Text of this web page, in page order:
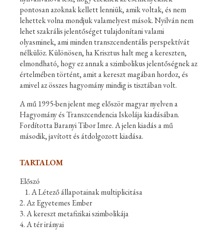
pontosan azoknak kellett lenniük, amik voltak, és nem
lehettek volna mondjuk valamelyest mások. Nyilván nem
lehet szakrális jelentőséget tulajdonítani valami
olyasminek, ami minden transzcendentális perspektívát
nélkülöz. Különösen, ha Krisztus halt meg a kereszten,
elmondható, hogy ez annak a szimbolikus jelentőségnek az
értelmében történt, amit a kereszt magában hordoz, és
amivel az összes hagyomány mindig is tisztában volt.
A mű 1995-ben jelent meg először magyar nyelven a
Hagyomány és Transzcendencia Iskolája kiadásában.
Fordította Baranyi Tibor Imre. A jelen kiadás a mű
második, javított és átdolgozott kiadása.
TARTALOM
Előszó
1. A Létező állapotainak multiplicitása
2. Az Egyetemes Ember
3. A kereszt metafizikai szimbolikája
4. A tér irányai